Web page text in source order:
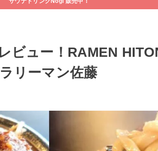
ビュー！RAMEN
リーマン佐藤